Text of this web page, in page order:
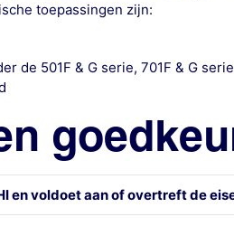
toepassingen zijn:
de 501F & G serie, 701F & G serie
en voldoet aan of overtreft de